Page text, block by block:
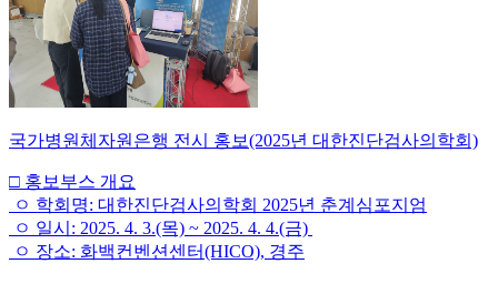
국가병원체자원은행 전시 홍보(2025년 대한진단검사의학회)
□ 홍보부스 개요
ㅇ 학회명: 대한진단검사의학회 2025년 춘계심포지엄
ㅇ 일시: 2025. 4. 3.(목) ~ 2025. 4. 4.(금)
ㅇ 장소: 화백컨벤션센터(HICO), 경주